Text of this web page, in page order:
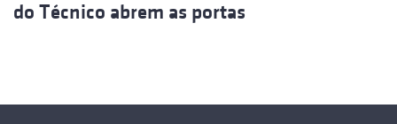
do Técnico abrem as portas